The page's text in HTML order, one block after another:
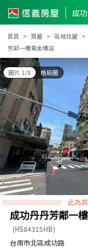
首頁 買屋 區域找屋
芳鄰一樓黃金樓店
圖片 1/8 格局圖
此為
成功丹丹芳鄰一
(HS84315HB)
台南市北區成功路